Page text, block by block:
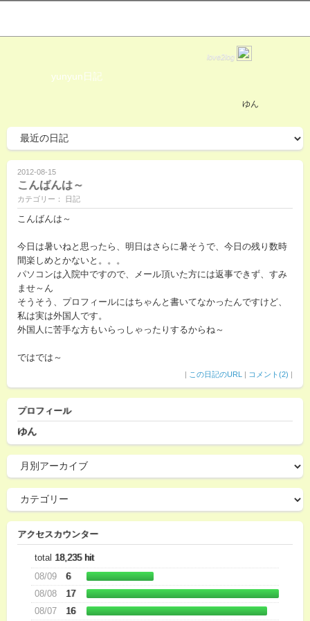
love2log
yunyun日記
ゆん
2012-08-15
こんばんは～
カテゴリー： 日記
こんばんは～
今日は暑いねと思ったら、明日はさらに暑そうで、今日の残り数時
間楽しめとかないと。。。
パソコンは入院中ですので、メール頂いた方には返事できず、すみ
ませ～ん
そうそう、プロフィールにはちゃんと書いてなかったんですけど、
私は実は外国人です。
外国人に苦手な方もいらっしゃったりするからね～
ではでは～
| この日記のURL | コメント(2) |
プロフィール
ゆん
アクセスカウンター
total 18,235 hit
08/09
6
08/08
17
08/07
16